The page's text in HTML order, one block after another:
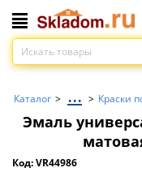
Каталог > ... > Краски
Эмаль
Код: VR44986